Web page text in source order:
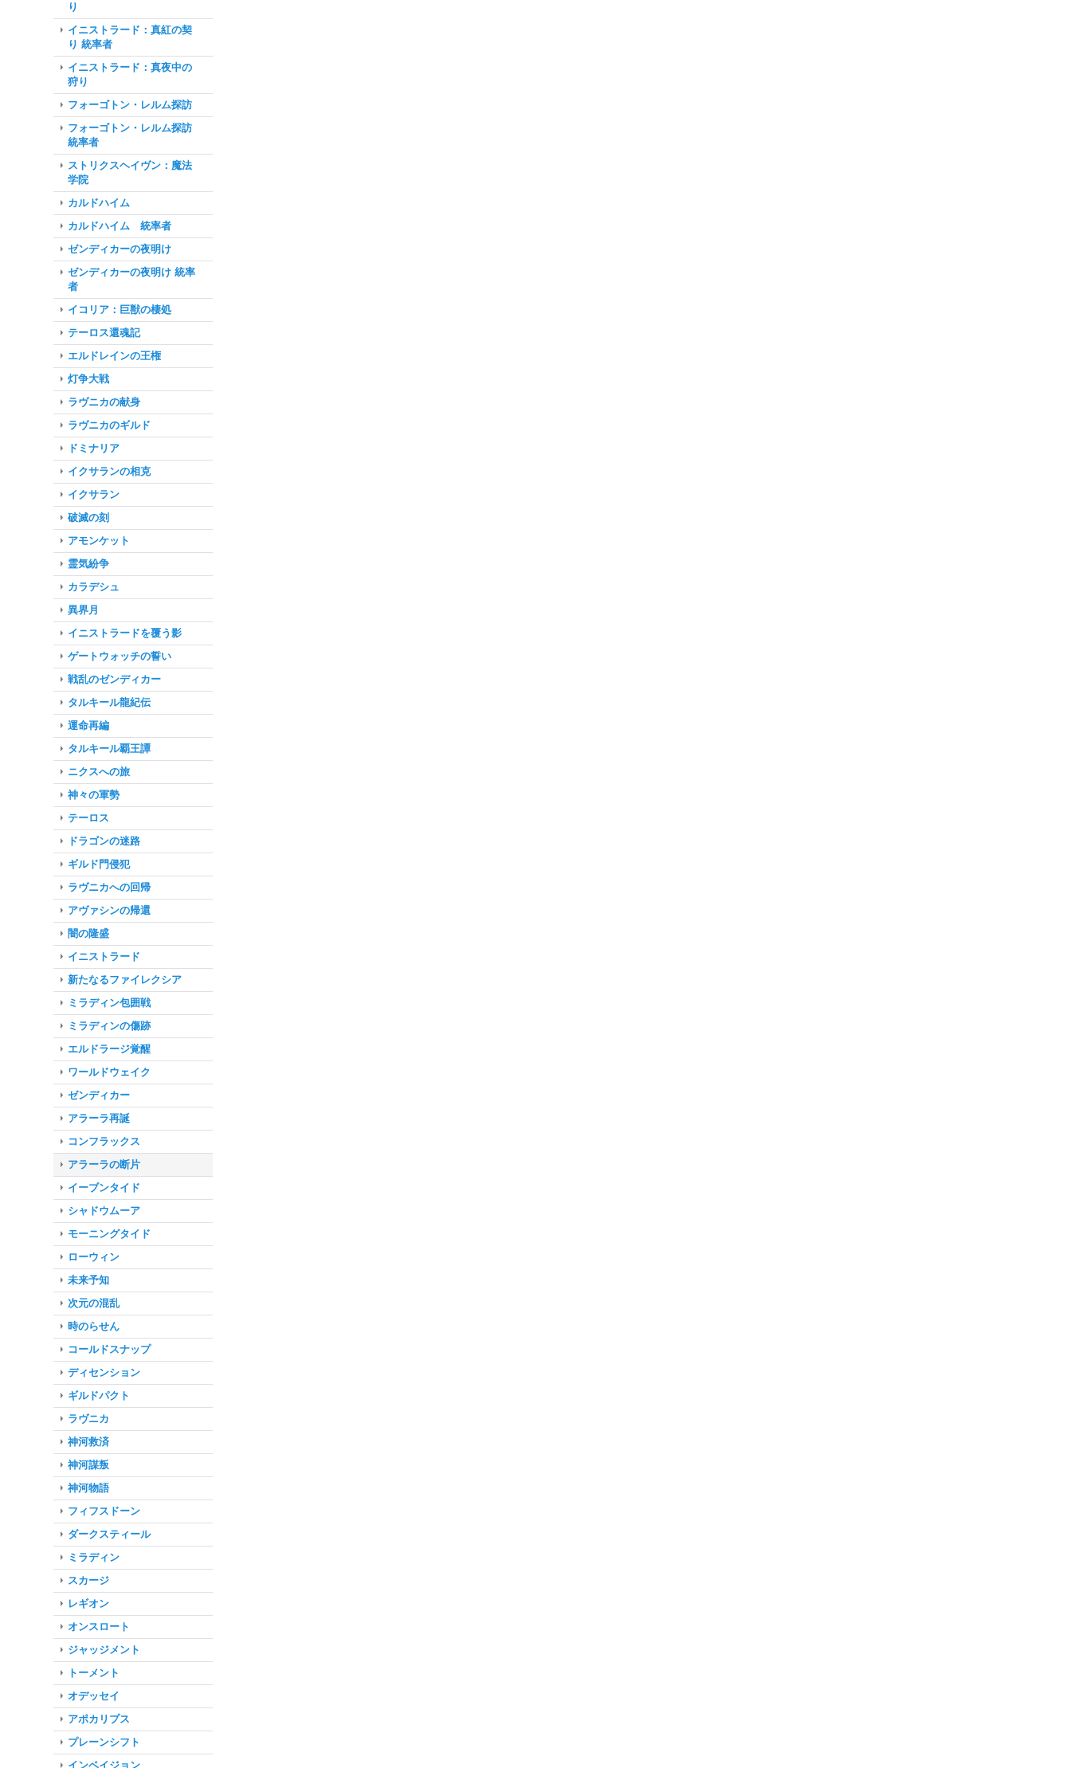
り
イニストラード：真紅の契
り 統率者
イニストラード：真夜中の
狩り
フォーゴトン・レルム探訪
フォーゴトン・レルム探訪
統率者
ストリクスヘイヴン：魔法
学院
カルドハイム
カルドハイム 統率者
ゼンディカーの夜明け
ゼンディカーの夜明け 統率
者
イコリア：巨獣の棲処
テーロス還魂記
エルドレインの王権
灯争大戦
ラヴニカの献身
ラヴニカのギルド
ドミナリア
イクサランの相克
イクサラン
破滅の刻
アモンケット
霊気紛争
カラデシュ
異界月
イニストラードを覆う影
ゲートウォッチの誓い
戦乱のゼンディカー
タルキール龍紀伝
運命再編
タルキール覇王譚
ニクスへの旅
神々の軍勢
テーロス
ドラゴンの迷路
ギルド門侵犯
ラヴニカへの回帰
アヴァシンの帰還
闇の隆盛
イニストラード
新たなるファイレクシア
ミラディン包囲戦
ミラディンの傷跡
エルドラージ覚醒
ワールドウェイク
ゼンディカー
アラーラ再誕
コンフラックス
アラーラの断片
イーブンタイド
シャドウムーア
モーニングタイド
ローウィン
未来予知
次元の混乱
時のらせん
コールドスナップ
ディセンション
ギルドパクト
ラヴニカ
神河救済
神河謀叛
神河物語
フィフスドーン
ダークスティール
ミラディン
スカージ
レギオン
オンスロート
ジャッジメント
トーメント
オデッセイ
アポカリプス
プレーンシフト
インベイジョン